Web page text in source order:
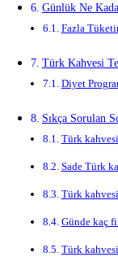
Günlük Ne
Fazla
Türk Kahvesi
Diyet
Sıkça Sorulan
Türk
Sade Türk
Türk
Günde kaç
Türk